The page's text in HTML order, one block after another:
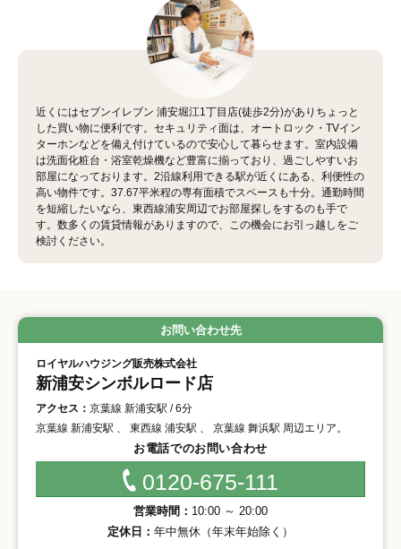
近くにはセブンイレブン 浦安堀江1丁目店(徒歩2分)がありちょっと
した買い物に便利です。セキュリティ面は、オートロック・TVイン
ターホンなどを備え付けているので安心して暮らせます。室内設備
は洗面化粧台・浴室乾燥機など豊富に揃っており、過ごしやすいお
部屋になっております。2沿線利用できる駅が近くにある、利便性の
高い物件です。37.67平米程の専有面積でスペースも十分。通勤時間
を短縮したいなら、東西線浦安周辺でお部屋探しをするのも手で
す。数多くの賃貸情報がありますので、この機会にお引っ越しをご
検討ください。
お問い合わせ先
ロイヤルハウジング販売株式会社
新浦安シンボルロード店
アクセス： 京葉線 新浦安駅 / 6分
京葉線 新浦安駅 、 東西線 浦安駅 、 京葉線 舞浜駅 周辺エリア。
お電話でのお問い合わせ
0120-675-111
営業時間： 10:00 ～ 20:00
定休日： 年中無休（年末年始除く）